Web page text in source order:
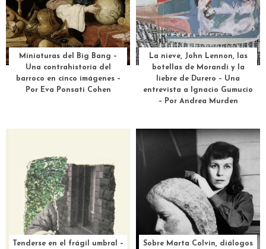
Miniaturas del Big Bang –
Una contrahistoria del
barroco en cinco imágenes –
Por Eva Ponsati Cohen
La nieve, John Lennon, las
botellas de Morandi y la
liebre de Durero – Una
entrevista a Ignacio Gumucio
– Por Andrea Murden
Tenderse en el frágil umbral –
Sobre Marta Colvin, diálogos